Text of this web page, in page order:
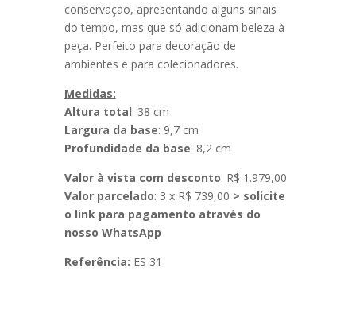
conservação, apresentando alguns sinais
do tempo, mas que só adicionam beleza à
peça. Perfeito para decoração de
ambientes e para colecionadores.
Medidas:
Altura total: 38 cm
Largura da base: 9,7 cm
Profundidade da base: 8,2 cm
Valor à vista com desconto: R$ 1.979,00
Valor parcelado: 3 x R$ 739,00 > solicite
o link para pagamento através do
nosso WhatsApp
Referência: ES 31